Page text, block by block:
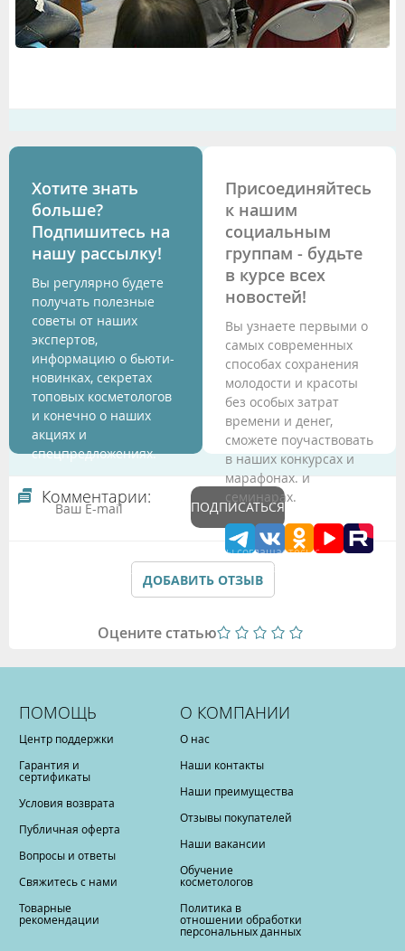
Хотите знать
больше?
Подпишитесь на
нашу рассылку!
Вы регулярно будете
получать полезные
советы от наших
экспертов,
информацию о бьюти-
новинках, секретах
топовых косметологов
и конечно о наших
акциях и
спецпредложениях.
ПОДПИСАТЬСЯ
Подтверждая данные формы Вы соглашаетесь с
Политикой обработки персональных данных
Присоединяйтесь
к нашим
социальным
группам - будьте
в курсе всех
новостей!
Вы узнаете первыми о
самых современных
способах сохранения
молодости и красоты
без особых затрат
времени и денег,
сможете поучаствовать
в наших конкурсах и
марафонах. и
семинарах.
Комментарии:
ДОБАВИТЬ ОТЗЫВ
Оцените статью
ПОМОЩЬ
Центр поддержки
Гарантия и
сертификаты
Условия возврата
Публичная оферта
Вопросы и ответы
Свяжитесь с нами
Товарные
рекомендации
О КОМПАНИИ
О нас
Наши контакты
Наши преимущества
Отзывы покупателей
Наши вакансии
Обучение
косметологов
Политика в
отношении обработки
персональных данных